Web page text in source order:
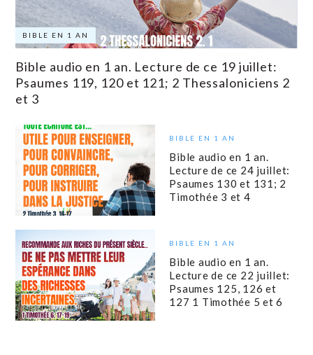
BIBLE EN 1 AN
Bible audio en 1 an. Lecture de ce 19 juillet:
Psaumes 119, 120 et 121; 2 Thessaloniciens 2
et 3
BIBLE EN 1 AN
Bible audio en 1 an.
Lecture de ce 24 juillet:
Psaumes 130 et 131; 2
Timothée 3 et 4
BIBLE EN 1 AN
Bible audio en 1 an.
Lecture de ce 22 juillet:
Psaumes 125, 126 et
127 1 Timothée 5 et 6